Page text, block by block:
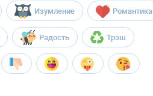
Изумление Романтика
Радость Трэш